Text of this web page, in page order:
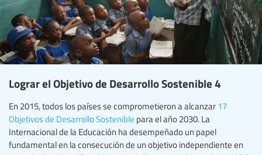
Lograr el Objetivo de Desarrollo Sostenible 4
En 2015, todos los países se comprometieron a alcanzar 17
Objetivos de Desarrollo Sostenible para el año 2030. La
Internacional de la Educación ha desempeñado un papel
fundamental en la consecución de un objetivo independiente en